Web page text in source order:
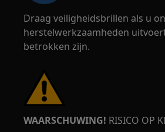
Draag veiligheidsbrillen als u
herstelwerkzaamheden
betrokken zijn.
WAARSCHUWING! RISICO OP